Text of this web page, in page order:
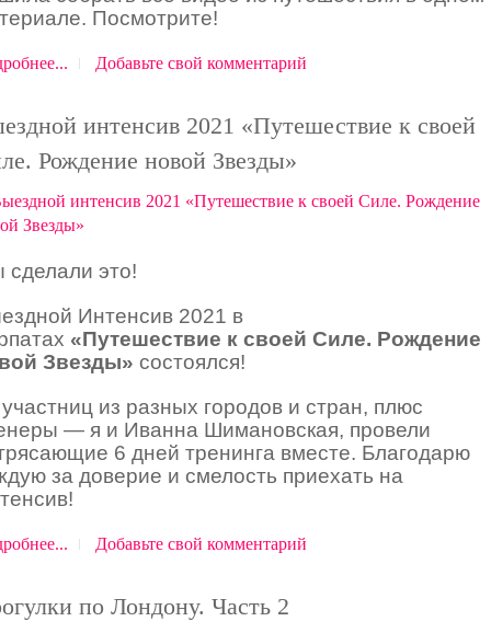
Посмотрите!
Добавьте свой комментарий
интенсив 2021 «Путешествие к своей
Рождение новой Звезды»
это!
Интенсив 2021 в
«Путешествие к своей Силе. Рождение
Звезды» состоялся!
из разных городов и стран, плюс
— я и Иванна Шимановская, провели
6 дней тренинга вместе. Благодарю
за доверие и смелость приехать на
!
Добавьте свой комментарий
по Лондону. Часть 2